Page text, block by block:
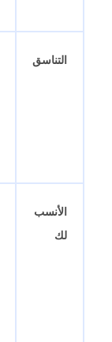
التناسق
الأنسب
لك